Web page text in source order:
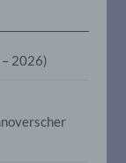
2026)
dieser
oder